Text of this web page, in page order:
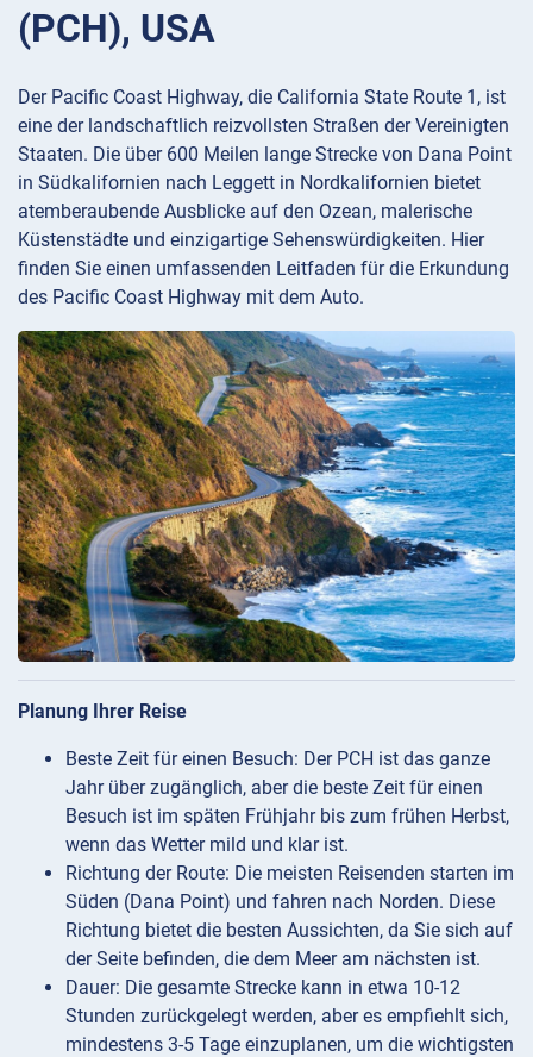
(PCH), USA
Der Pacific Coast Highway, die California State Route 1, ist
eine der landschaftlich reizvollsten Straßen der Vereinigten
Staaten. Die über 600 Meilen lange Strecke von Dana Point
in Südkalifornien nach Leggett in Nordkalifornien bietet
atemberaubende Ausblicke auf den Ozean, malerische
Küstenstädte und einzigartige Sehenswürdigkeiten. Hier
finden Sie einen umfassenden Leitfaden für die Erkundung
des Pacific Coast Highway mit dem Auto.
Planung Ihrer Reise
Beste Zeit für einen Besuch: Der PCH ist das ganze
Jahr über zugänglich, aber die beste Zeit für einen
Besuch ist im späten Frühjahr bis zum frühen Herbst,
wenn das Wetter mild und klar ist.
Richtung der Route: Die meisten Reisenden starten im
Süden (Dana Point) und fahren nach Norden. Diese
Richtung bietet die besten Aussichten, da Sie sich auf
der Seite befinden, die dem Meer am nächsten ist.
Dauer: Die gesamte Strecke kann in etwa 10-12
Stunden zurückgelegt werden, aber es empfiehlt sich,
mindestens 3-5 Tage einzuplanen, um die wichtigsten